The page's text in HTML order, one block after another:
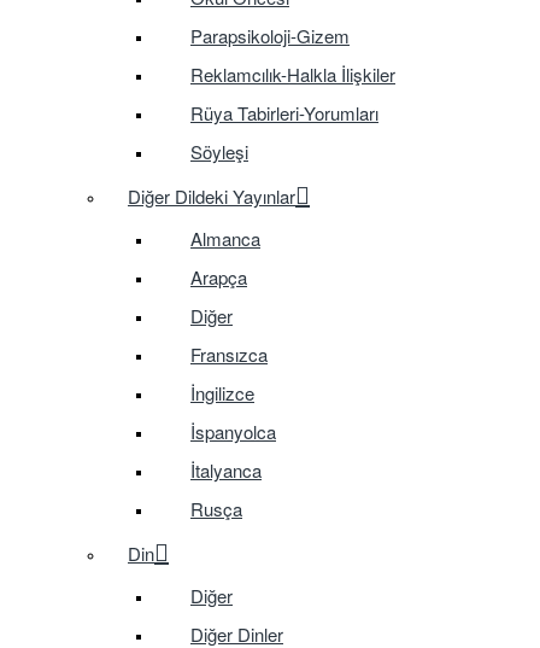
Parapsikoloji-Gizem
Reklamcılık-Halkla İlişkiler
Rüya Tabirleri-Yorumları
Söyleşi
Diğer Dildeki Yayınlar
Almanca
Arapça
Diğer
Fransızca
İngilizce
İspanyolca
İtalyanca
Rusça
Din
Diğer
Diğer Dinler